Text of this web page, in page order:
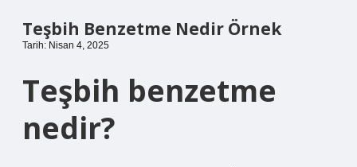
Teşbih Benzetme Nedir Örnek
Tarih: Nisan 4, 2025
Teşbih benzetme
nedir?